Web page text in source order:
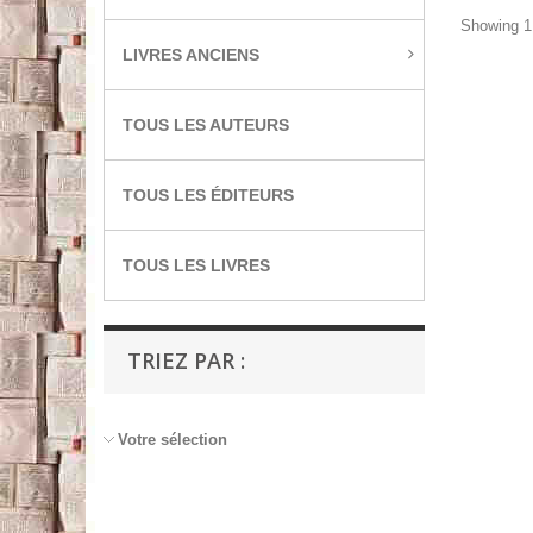
LIVRES ANCIENS
TOUS LES AUTEURS
TOUS LES ÉDITEURS
TOUS LES LIVRES
TRIEZ PAR :
Votre sélection
Showing